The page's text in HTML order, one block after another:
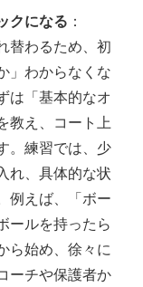
クになる ：
替わるため、初
」わからなくな
は「基本的なオ
教え、コート上
。練習では、少
れ、具体的な状
例えば、「ボー
ールを持ったら
ら始め、徐々に
ーチや保護者か